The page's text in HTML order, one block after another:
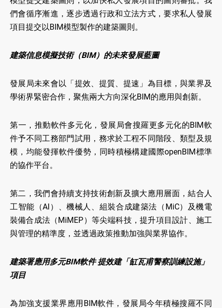
們會循序漸進，逐步透過行政和立法方式，要求私人發展
項目提交以BIM模型製作的建築圖則。
建築信息模擬技術（BIM）的未來發展藍圖
發展局未來會以「提效、提質、提速」為目標，與業界及
學術界緊密合作，聚焦兩大方向深化BIM的應用與創新。
第一，推動軟件多元化，發展局會搜羅更多元化的BIM軟
件予不同工務部門試用，務求於工程不同階段、類型及規
模，均能發揮軟件優勢，同時積極構建國際openBIM標準
的協作平台。
第二，我們會持續支持技術創新及擴大應用層面，結合人
工智能（AI）、機械人、組裝合成建築法（MiC）及機電
裝備合成法（MiMEP）等尖端科技，提升項目設計、施工
與管理的精準度，並透過政策推動加強與業界協作。
建築署應用多元BIM軟件 提效建「缸瓦甫警察訓練設施」
項目
為加強支援業界應用BIM軟件，發展局今年積極搜羅不同